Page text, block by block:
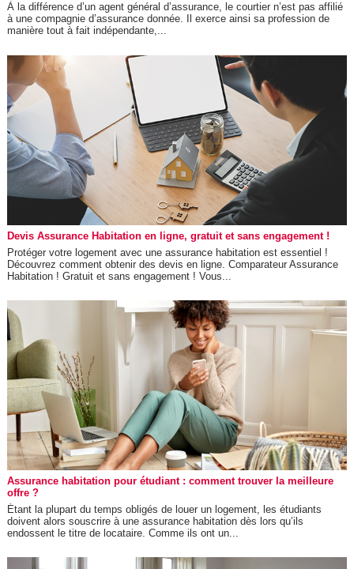
À la différence d’un agent général d’assurance, le courtier n’est pas affilié
à une compagnie d’assurance donnée. Il exerce ainsi sa profession de
manière tout à fait indépendante,...
Devis Assurance Habitation en ligne, gratuit et sans engagement !
Protéger votre logement avec une assurance habitation est essentiel !
Découvrez comment obtenir des devis en ligne. Comparateur Assurance
Habitation ! Gratuit et sans engagement ! Vous...
Assurance habitation pour étudiant : comment trouver la meilleure
offre ?
Étant la plupart du temps obligés de louer un logement, les étudiants
doivent alors souscrire à une assurance habitation dès lors qu’ils
endossent le titre de locataire. Comme ils ont un...